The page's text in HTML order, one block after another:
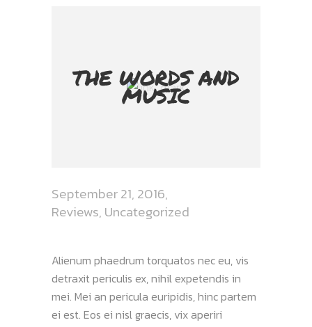
THE WORDS AND
MUSIC
September 21, 2016
Reviews, Uncategorized
Alienum phaedrum torquatos nec eu, vis
detraxit periculis ex, nihil expetendis in
mei. Mei an pericula euripidis, hinc partem
ei est. Eos ei nisl graecis, vix aperiri